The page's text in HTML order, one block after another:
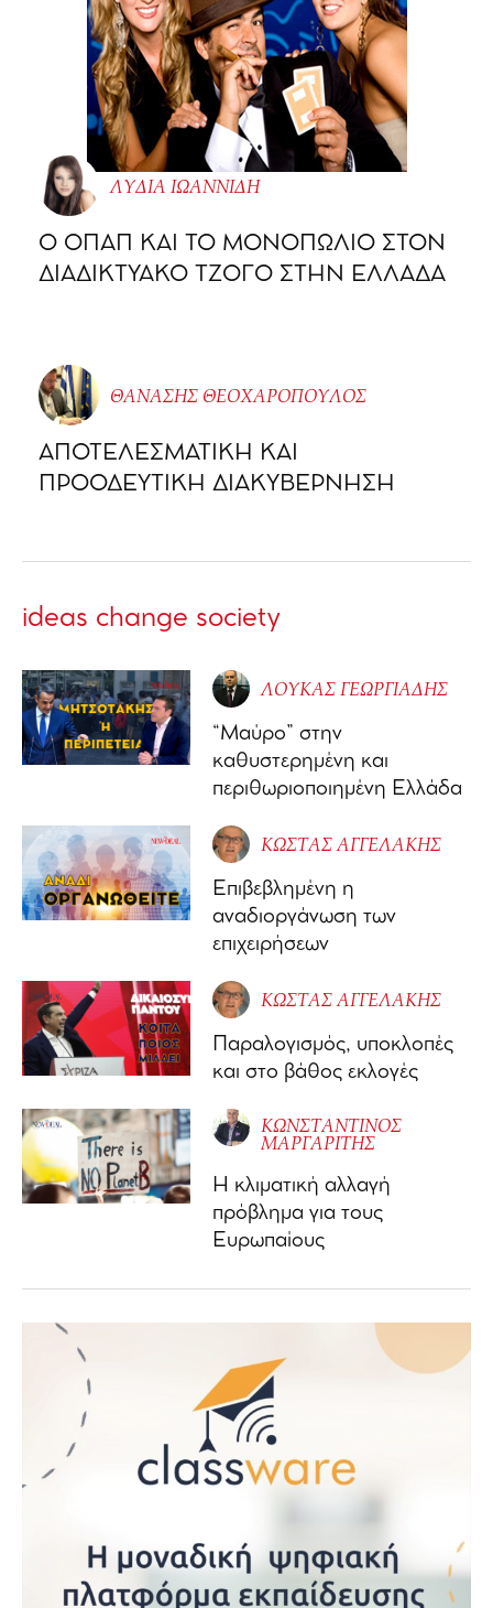
ΛΥΔΙΑ ΙΩΑΝΝΙΔΗ
O ΟΠΑΠ ΚΑΙ ΤΟ ΜΟΝΟΠΩΛΙΟ ΣΤΟΝ
ΔΙΑΔΙΚΤΥΑΚΟ ΤΖΟΓΟ ΣΤΗΝ ΕΛΛΑΔΑ
ΘΑΝΑΣΗΣ ΘΕΟΧΑΡΟΠΟΥΛΟΣ
ΑΠΟΤΕΛΕΣΜΑΤΙΚΗ ΚΑΙ
ΠΡΟΟΔΕΥΤΙΚΗ ΔΙΑΚΥΒΕΡΝΗΣΗ
ideas change society
ΛΟΥΚΑΣ ΓΕΩΡΓΙΑΔΗΣ
“Μαύρο” στην
καθυστερημένη και
περιθωριοποιημένη Ελλάδα
ΚΩΣΤΑΣ ΑΓΓΕΛΑΚΗΣ
Επιβεβλημένη η
αναδιοργάνωση των
επιχειρήσεων
ΚΩΣΤΑΣ ΑΓΓΕΛΑΚΗΣ
Παραλογισμός, υποκλοπές
και στο βάθος εκλογές
ΚΩΝΣΤΑΝΤΙΝΟΣ
ΜΑΡΓΑΡΙΤΗΣ
Η κλιματική αλλαγή
πρόβλημα για τους
Ευρωπαίους